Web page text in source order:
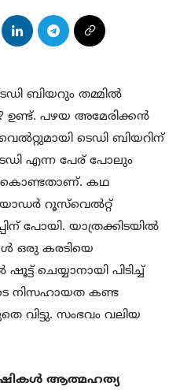
ബിയറും തമ്മിൽ
ഉണ്ട്. പഴയ അമേരിക്കൻ
ടെഡി ബിയറിന്
എന്ന പേര് പോലും
കൊണ്ടതാണ്. കഥ
റൂസ്‌വെൽറ്റ്
പോയി. യാത്രക്കിടയിൽ
ഒരു കരടിയെ
ചെയ്യാനായി പിടിച്ച്
നിസഹായത കണ്ട
വിട്ടു. സംഭവം വലിയ
ആത്മഹത്യ